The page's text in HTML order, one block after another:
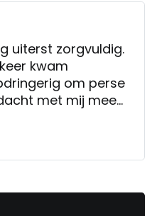
uiterst zorgvuldig.
kwam
met mij mee